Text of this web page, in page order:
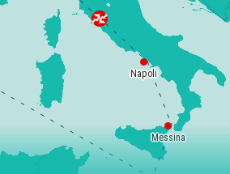
Napoli
Messina